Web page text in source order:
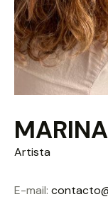
Artista
E-mail: